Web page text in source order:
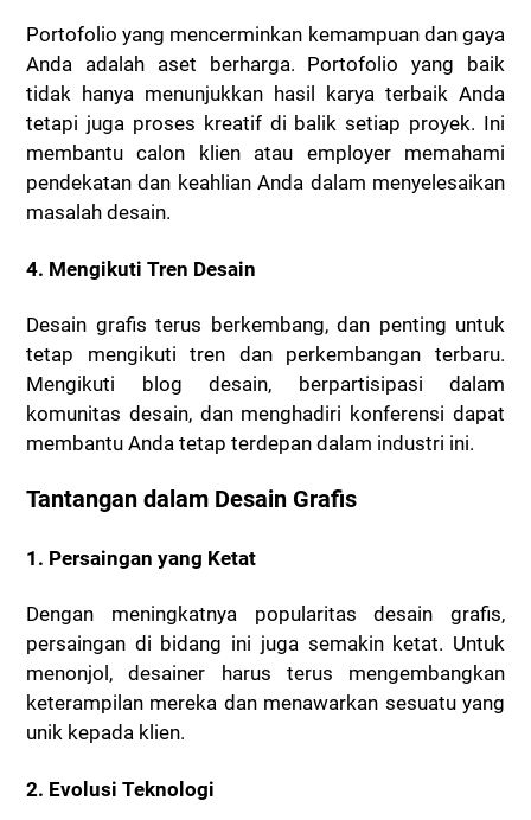
Portofolio yang mencerminkan kemampuan dan gaya
Anda adalah aset berharga. Portofolio yang baik
tidak hanya menunjukkan hasil karya terbaik Anda
tetapi juga proses kreatif di balik setiap proyek. Ini
membantu calon klien atau employer memahami
pendekatan dan keahlian Anda dalam menyelesaikan
masalah desain.
4. Mengikuti Tren Desain
Desain grafis terus berkembang, dan penting untuk
tetap mengikuti tren dan perkembangan terbaru.
Mengikuti blog desain, berpartisipasi dalam
komunitas desain, dan menghadiri konferensi dapat
membantu Anda tetap terdepan dalam industri ini.
Tantangan dalam Desain Grafis
1. Persaingan yang Ketat
Dengan meningkatnya popularitas desain grafis,
persaingan di bidang ini juga semakin ketat. Untuk
menonjol, desainer harus terus mengembangkan
keterampilan mereka dan menawarkan sesuatu yang
unik kepada klien.
2. Evolusi Teknologi